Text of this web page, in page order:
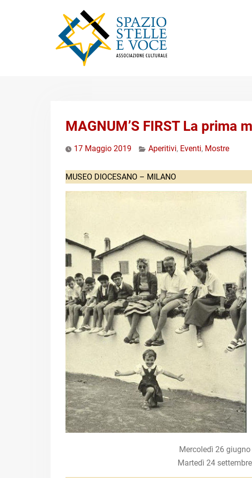
MAGNUM’S FIRST La prima
17 Maggio 2019 Aperitivi, Eventi, Mostre
MUSEO DIOCESANO – MILANO
Mercoledì 26
Martedì 24